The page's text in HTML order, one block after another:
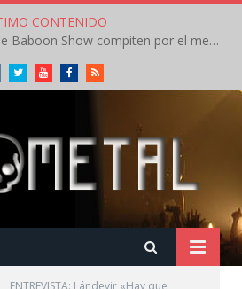
CONTENIDO
Crónica: In Flames y The Baboon Show compiten por el mejor concierto del día en el Leyendas del Rock – Viernes – Agosto 2026
TwitterYoutubeFacebookRSS
ENTREVISTA: Lándevir «Hay que